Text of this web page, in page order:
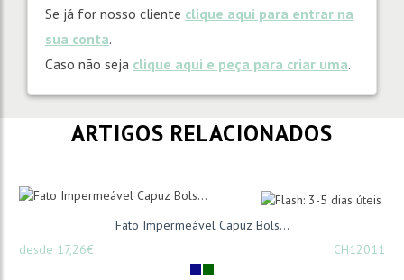
Se já for nosso cliente clique aqui para entrar na
sua conta.
Caso não seja clique aqui e peça para criar uma.
ARTIGOS RELACIONADOS
Fato Impermeável Capuz Bols...
desde 17,26€
CH12011